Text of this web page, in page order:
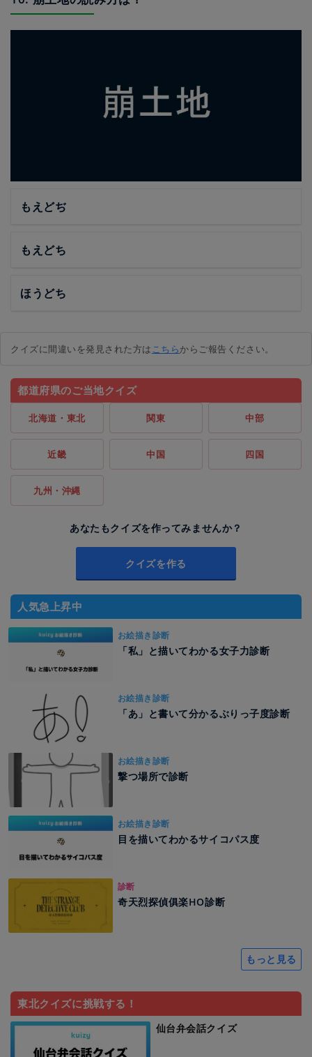
もえどぢ
もえどち
ほうどち
クイズに間違いを発見された方はこちらからご報告ください。
都道府県のご当地クイズ
北海道・東北 関東 中部
近畿 中国 四国
九州・沖縄
あなたもクイズを作ってみませんか？
クイズを作る
人気急上昇中
お絵描き診断
「私」と描いてわかる女子力診断
お絵描き診断
「あ」と書いて分かるぶりっ子度診断
お絵描き診断
撃つ場所で診断
お絵描き診断
目を描いてわかるサイコパス度
診断
奇天烈探偵俱楽HO診断
もっと見る
東北クイズに挑戦する！
仙台弁会話クイズ